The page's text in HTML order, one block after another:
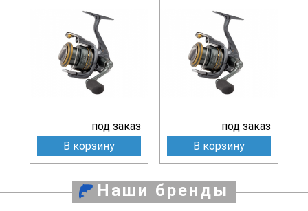
под заказ
В корзину
под заказ
В корзину
Наши бренды